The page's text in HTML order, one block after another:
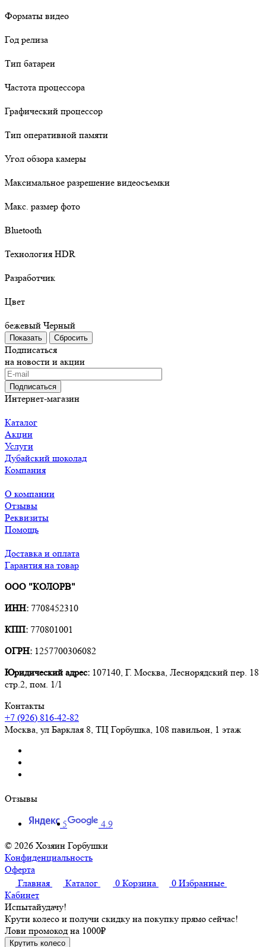
Форматы видео
Год релиза
Тип батареи
Частота процессора
Графический процессор
Тип оперативной памяти
Угол обзора камеры
Максимальное разрешение видеосъемки
Макс. размер фото
Bluetooth
Технология HDR
Разработчик
Цвет
бежевый Черный
Сбросить
Подписаться
на новости и акции
Подписаться
Интернет-магазин
Каталог
Акции
Услуги
Дубайский шоколад
Компания
О компании
Отзывы
Реквизиты
Помощь
Доставка и оплата
Гарантия на товар
ООО "КОЛОРВ"
ИНН: 7708452310
КПП: 770801001
ОГРН: 1257700306082
Юридический адрес: 107140, Г. Москва, Леснорядский пер. 18
стр.2, пом. 1/1
Контакты
+7 (926) 816-42-82
Москва, ул Барклая 8, ТЦ Горбушка, 108 павильон, 1 этаж
Отзывы
5
4.9
© 2026 Хозяин Горбушки
Конфиденциальность
Оферта
Главная
Каталог 0 Корзина 0 Избранные
Кабинет
Испытайудачу!
Крути колесо и получи скидку на покупку прямо сейчас!
Лови промокод на 1000₽
Крутить колесо